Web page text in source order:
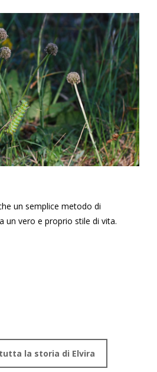
un semplice metodo di
un vero e proprio stile di vita.
la storia di Elvira